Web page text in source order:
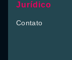
Jurídico
Contato